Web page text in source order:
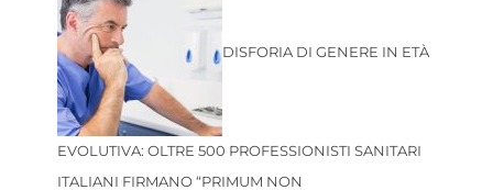
DISFORIA DI GENERE IN ETÀ
EVOLUTIVA: OLTRE 500 PROFESSIONISTI SANITARI
ITALIANI FIRMANO “PRIMUM NON